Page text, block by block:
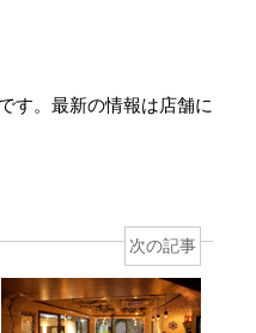
す。最新の情報は店舗に
次の記事